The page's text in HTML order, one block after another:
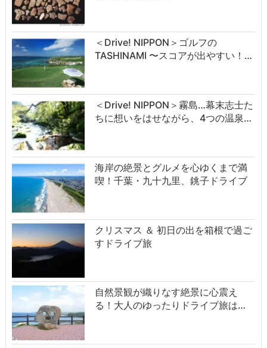
＜Drive! NIPPON＞ゴルフの
TASHINAMI 〜スコアが出やすい！…
＜Drive! NIPPON＞霧島…幕末志士た
ちに想いをはせながら、4つの温泉…
海岸の絶景とグルメを心ゆくまで満
喫！千葉・九十九里、銚子ドライブ
クリスマス ＆ 初日の出を箱根で過ご
すドライブ旅
自然景観が織りなす絶景に心震え
る！大人のゆったりドライブ旅は…